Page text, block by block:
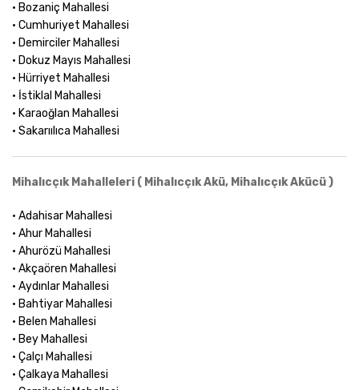
• Bozaniç Mahallesi
• Cumhuriyet Mahallesi
• Demirciler Mahallesi
• Dokuz Mayıs Mahallesi
• Hürriyet Mahallesi
• İstiklal Mahallesi
• Karaoğlan Mahallesi
• Sakarıılıca Mahallesi
Mihalıcçık Mahalleleri ( Mihalıcçık Akü, Mihalıcçık Akücü )
• Adahisar Mahallesi
• Ahur Mahallesi
• Ahurözü Mahallesi
• Akçaören Mahallesi
• Aydınlar Mahallesi
• Bahtiyar Mahallesi
• Belen Mahallesi
• Bey Mahallesi
• Çalçı Mahallesi
• Çalkaya Mahallesi